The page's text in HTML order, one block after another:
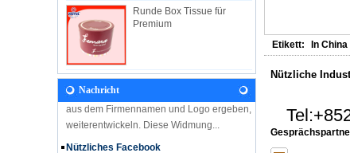
Runde Box Tissue für
Premium
Nachricht
Baby-Produkt-Messe 8.-11. Januar
2018Stand: 3F-B11 Nützliche industri...
Unsere Vision
In Zukunft wird sich die Entwicklung
entlang der Grundsätze und Werte, die sich
aus dem Firmennamen und Logo ergeben,
weiterentwickeln. Diese Widmung...
Nützliches Facebook
Wir freuen uns bekannt zu geben, dass
Etikett: In
Nützliche
Tel: